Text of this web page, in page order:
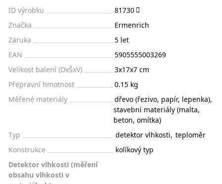
ID výrobku
81730
Značka
Ermenrich
Záruka
5 let
EAN
5905555003269
Velikost balení (DxŠxV)
3x17x7 cm
Přepravní hmotnost
0.15 kg
Měřené materiály
dřevo (řezivo, papír, lepenka),
stavební materiály (malta,
beton, omítka)
Typ
detektor vlhkosti, teploměr
Konstrukce
kolíkový typ
Detektor vlhkosti (měření
obsahu vlhkosti v